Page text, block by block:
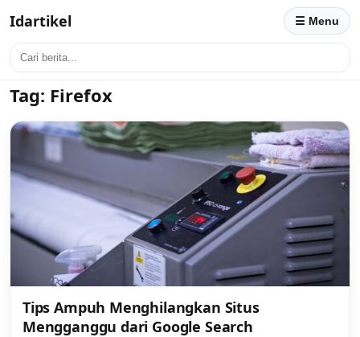
Idartikel ☰ Menu
Tag: Firefox
Tips Ampuh Menghilangkan Situs
Mengganggu dari Google Search